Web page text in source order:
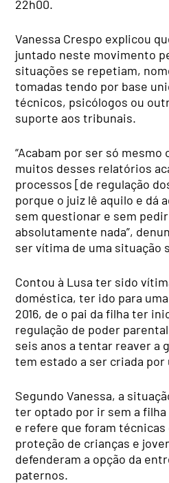
22h00.
Vanessa Crespo explicou
juntado neste movimento
situações se repetiam,
tomadas tendo por base
técnicos, psicólogos ou
suporte aos tribunais.
“Acabam por ser só
muitos desses relatórios
processos [de regulação
porque o juiz lê aquilo e dá
sem questionar e sem
absolutamente nada”,
ser vítima de uma situação
Contou à Lusa ter sido
doméstica, ter ido para
2016, de o pai da filha ter
regulação de poder
seis anos a tentar reaver a
tem estado a ser criada
Segundo Vanessa, a
ter optado por ir sem a filha
e refere que foram técnicas
proteção de crianças e
defenderam a opção da
paternos.